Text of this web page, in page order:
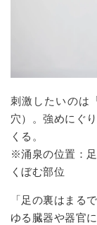
刺激したいのは
穴）。強めにぐ
くる。
※涌泉の位置：
くぼむ部位
「足の裏はまる
ゆる臓器や器官